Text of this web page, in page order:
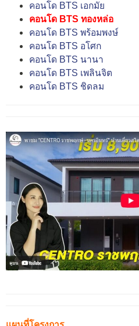
คอนโด BTS เอกมัย
คอนโด BTS ทองหล่อ
คอนโด BTS พร้อมพงษ์
คอนโด BTS อโศก
คอนโด BTS นานา
คอนโด BTS เพลินจิต
คอนโด BTS ชิดลม